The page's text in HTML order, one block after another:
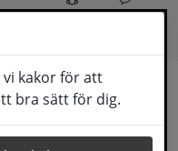
vi kakor för att
bra sätt för dig.
Dela Kontakt